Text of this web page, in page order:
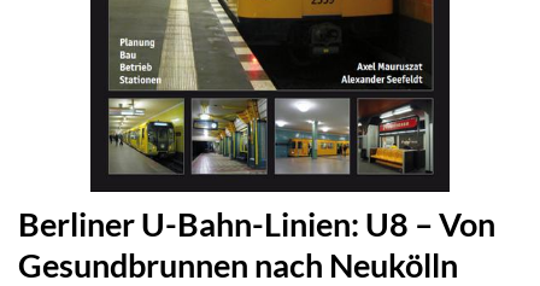
Berliner U-Bahn-Linien: U8 – Von
Gesundbrunnen nach Neukölln